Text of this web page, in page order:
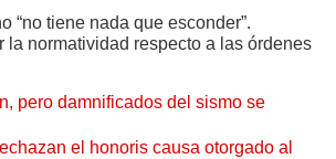
“no tiene nada que esconder”.
normatividad respecto a las órdenes
pero damnificados del sismo se
el honoris causa otorgado al